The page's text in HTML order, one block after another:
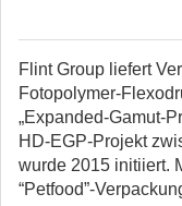
Flint Group liefert
Fotopolymer-
„Expanded-Gamut-
HD-EGP-Projekt
wurde 2015 initiiert.
“Petfood”-